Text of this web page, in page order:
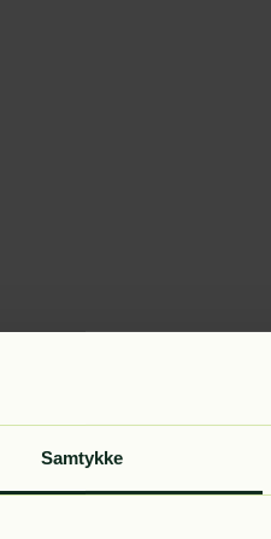
Samtykke